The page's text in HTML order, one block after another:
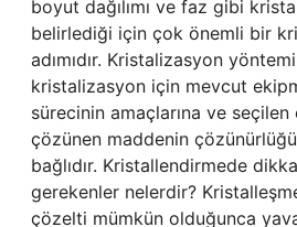
boyut dağılımı ve faz gibi
belirlediği için çok önemli bir
adımıdır. Kristalizasyon
kristalizasyon için mevcut
sürecinin amaçlarına ve
çözünen maddenin
bağlıdır. Kristallendirmede
gerekenler nelerdir?
çözelti mümkün olduğunca